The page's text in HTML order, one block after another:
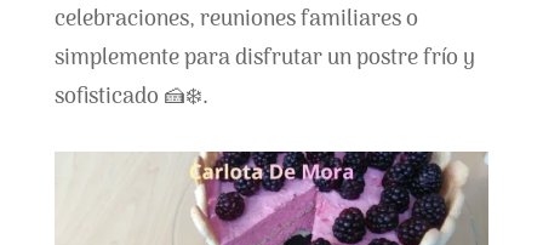
celebraciones, reuniones familiares o
simplemente para disfrutar un postre frío y
sofisticado 🍰❄️.